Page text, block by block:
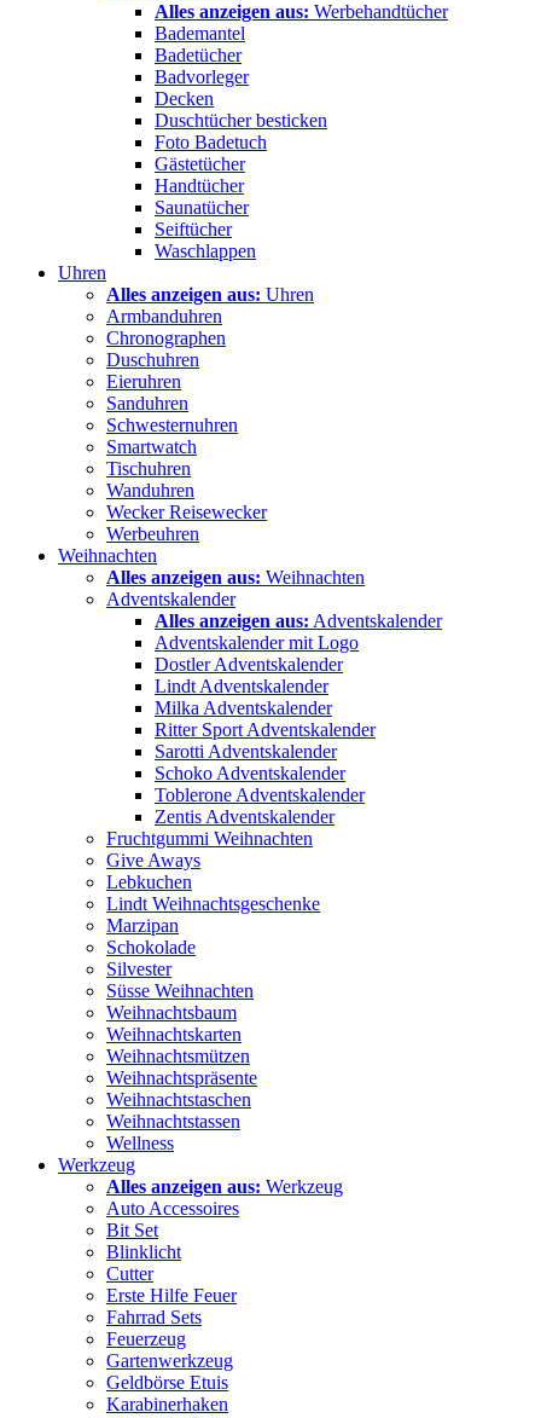
Alles anzeigen aus: Werbehandtücher
Bademantel
Badetücher
Badvorleger
Decken
Duschtücher besticken
Foto Badetuch
Gästetücher
Handtücher
Saunatücher
Seiftücher
Waschlappen
Uhren
Alles anzeigen aus: Uhren
Armbanduhren
Chronographen
Duschuhren
Eieruhren
Sanduhren
Schwesternuhren
Smartwatch
Tischuhren
Wanduhren
Wecker Reisewecker
Werbeuhren
Weihnachten
Alles anzeigen aus: Weihnachten
Adventskalender
Alles anzeigen aus: Adventskalender
Adventskalender mit Logo
Dostler Adventskalender
Lindt Adventskalender
Milka Adventskalender
Ritter Sport Adventskalender
Sarotti Adventskalender
Schoko Adventskalender
Toblerone Adventskalender
Zentis Adventskalender
Fruchtgummi Weihnachten
Give Aways
Lebkuchen
Lindt Weihnachtsgeschenke
Marzipan
Schokolade
Silvester
Süsse Weihnachten
Weihnachtsbaum
Weihnachtskarten
Weihnachtsmützen
Weihnachtspräsente
Weihnachtstaschen
Weihnachtstassen
Wellness
Werkzeug
Alles anzeigen aus: Werkzeug
Auto Accessoires
Bit Set
Blinklicht
Cutter
Erste Hilfe Feuer
Fahrrad Sets
Feuerzeug
Gartenwerkzeug
Geldbörse Etuis
Karabinerhaken